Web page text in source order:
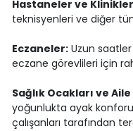
Hastaneler ve
teknisyenleri ve diğer
Eczaneler:Uzun saatler
eczane görevlileri için
Sağlık Ocakları ve
yoğunlukta ayak
çalışanları tarafından